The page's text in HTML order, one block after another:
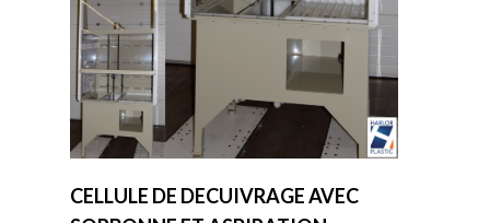
CELLULE DE DECUIVRAGE AVEC